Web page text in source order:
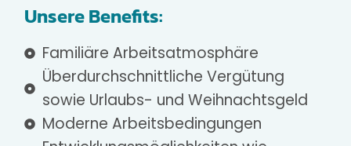
Unsere Benefits:
Familiäre Arbeitsatmosphäre
Überdurchschnittliche Vergütung
sowie Urlaubs- und Weihnachtsgeld
Moderne Arbeitsbedingungen